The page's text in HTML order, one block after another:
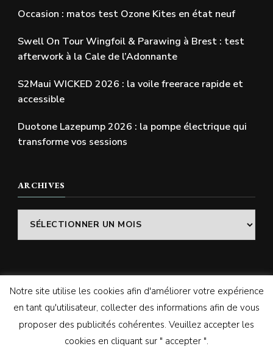
Occasion : matos test Ozone Kites en état neuf
Swell On Tour Wingfoil & Parawing à Brest : test
afterwork à la Cale de l’Adonnante
S2Maui WICKED 2026 : la voile freerace rapide et
accessible
Duotone Lazepump 2026 : la pompe électrique qui
transforme vos sessions
ARCHIVES
Archives
© Copyright 2026SWELLADDICTION | Le blog. Tous
droits réservés.Vilva | Développé parBlossom
Themes. Propulsé parWordPress
Notre site utilise les cookies afin d'améliorer votre expérience
en tant qu'utilisateur, collecter des informations afin de vous
proposer des publicités cohérentes. Veuillez accepter les
cookies en cliquant sur " accepter ".